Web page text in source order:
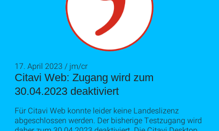
Citavi Web: Zugang wird zum
30.04.2023 deaktiviert
17. April 2023 / jm/cr
Für Citavi Web konnte leider keine Landeslizenz
abgeschlossen werden. Der bisherige Testzugang wird